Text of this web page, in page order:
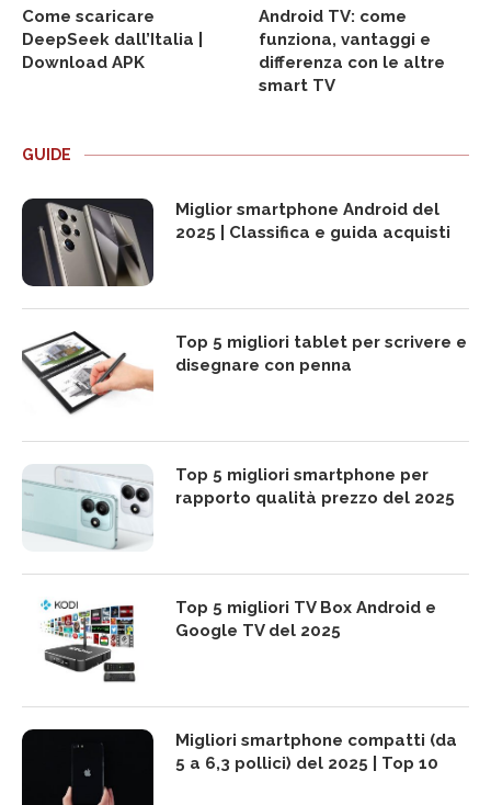
Come scaricare
DeepSeek dall’Italia |
Download APK
Android TV: come
funziona, vantaggi e
differenza con le altre
smart TV
GUIDE
Miglior smartphone Android del
2025 | Classifica e guida acquisti
Top 5 migliori tablet per scrivere e
disegnare con penna
Top 5 migliori smartphone per
rapporto qualità prezzo del 2025
Top 5 migliori TV Box Android e
Google TV del 2025
Migliori smartphone compatti (da
5 a 6,3 pollici) del 2025 | Top 10